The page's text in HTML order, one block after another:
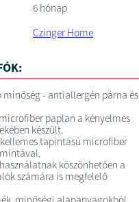
6 hónap
Czinger Home
- antiallergén párna és
paplan a kényelmes
készült.
tapintású microfiber
köszönhetően a
számára is megfelelő